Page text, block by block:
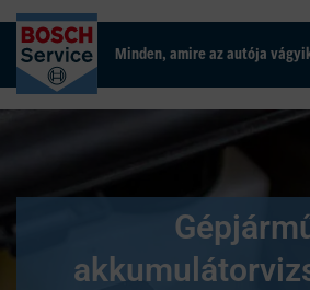
Minden, amire az autója